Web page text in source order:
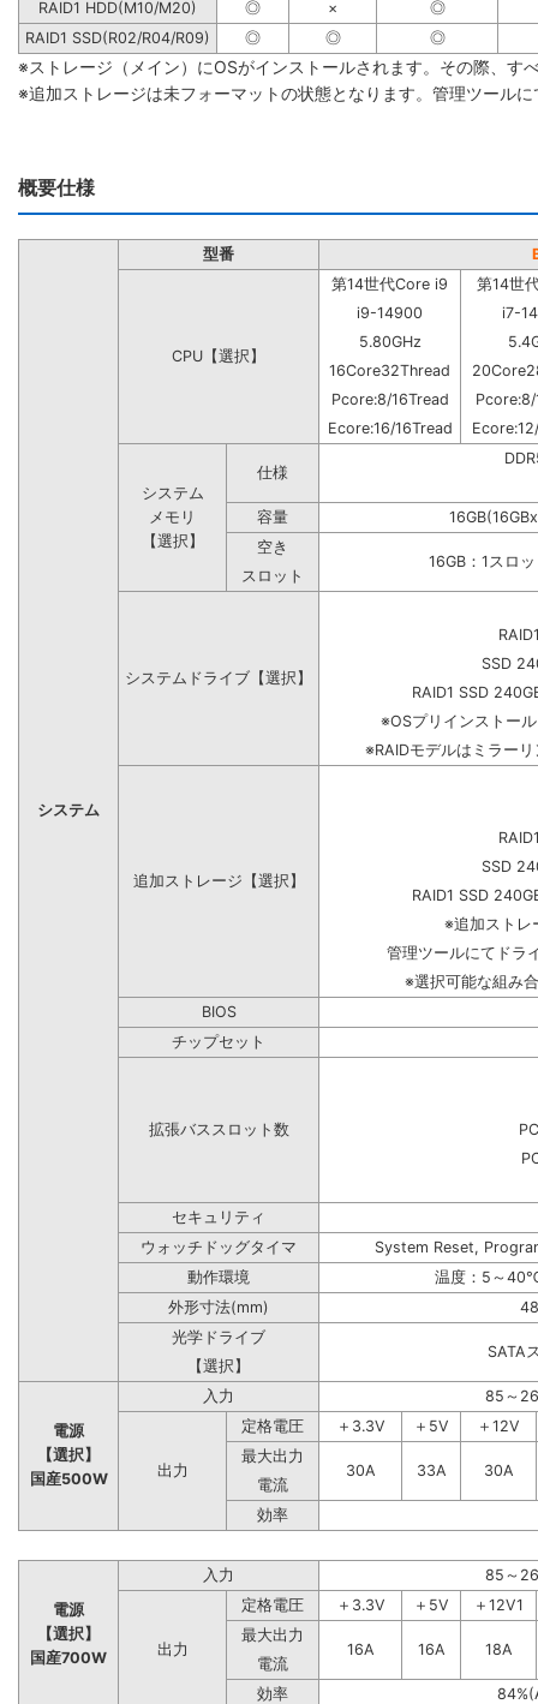
RAID1 HDD(M10/M20) ◎ ×
◎
RAID1 SSD(R02/R04/R09)
◎ ◎ ◎
※ストレージ（メイン）にOSがインストールされます。その際、す
※追加ストレージは未フォーマットの状態となります。管理ツール
概要仕様
システム
型番
CPU【選択】
第14世代Core i9
第14世
i9-14900
i7-
5.80GHz
16Core32Thread
Pcore:8/16Tread
Ecore:16/16Tread
システム
メモリ
【選択】
仕様
容量
空き
16GB：1スロ
スロット
システムドライブ【選択】
SSD
RAID1 SSD
※OSプリインストー
※RAIDモデルはミラー
追加ストレージ【選択】
SSD
RAID1 SSD
※追加ストレ
管理ツールにてドラ
※選択可能な組み
BIOS
チップセット
拡張バススロット数
セキュリティ
ウォッチドッグタイマ
System Reset,
動作環境
温度：5～
外形寸法(mm)
光学ドライブ
SATA
【選択】
電源
【選択】
国産500W
入力 85～
出力
定格電圧 ＋3.3V ＋5V
＋12V
最大出力
30A
33A
30A
電流
効率
電源
【選択】
国産700W
入力 85～
出力
定格電圧 ＋3.3V ＋5V
＋12V1
最大出力
16A
16A
18A
電流
効率